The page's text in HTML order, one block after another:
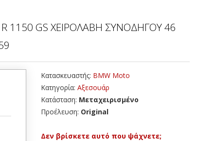
R 1150 GS ΧΕΙΡΟΛΑΒΗ ΣΥΝΟΔΗΓΟΥ 46
Κατασκευαστής: BMW Moto
Κατηγορία: Αξεσουάρ
Κατάσταση: Μεταχειρισμένο
Προέλευση: Original
Δεν βρίσκετε αυτό που ψάχνετε;